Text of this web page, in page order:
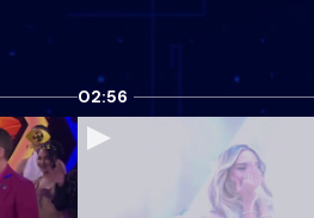
02:56